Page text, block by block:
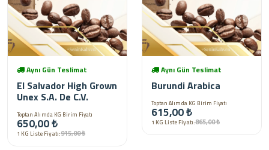
Aynı Gün Teslimat
El Salvador High Grown
Unex S.A. De C.V.
Toptan Alımda KG Birim Fiyatı
650,00 ₺
1 KG Liste Fiyatı:915,00 ₺
Aynı Gün Teslimat
Burundi Arabica
Toptan Alımda KG Birim Fiyatı
615,00 ₺
1 KG Liste Fiyatı:865,00 ₺